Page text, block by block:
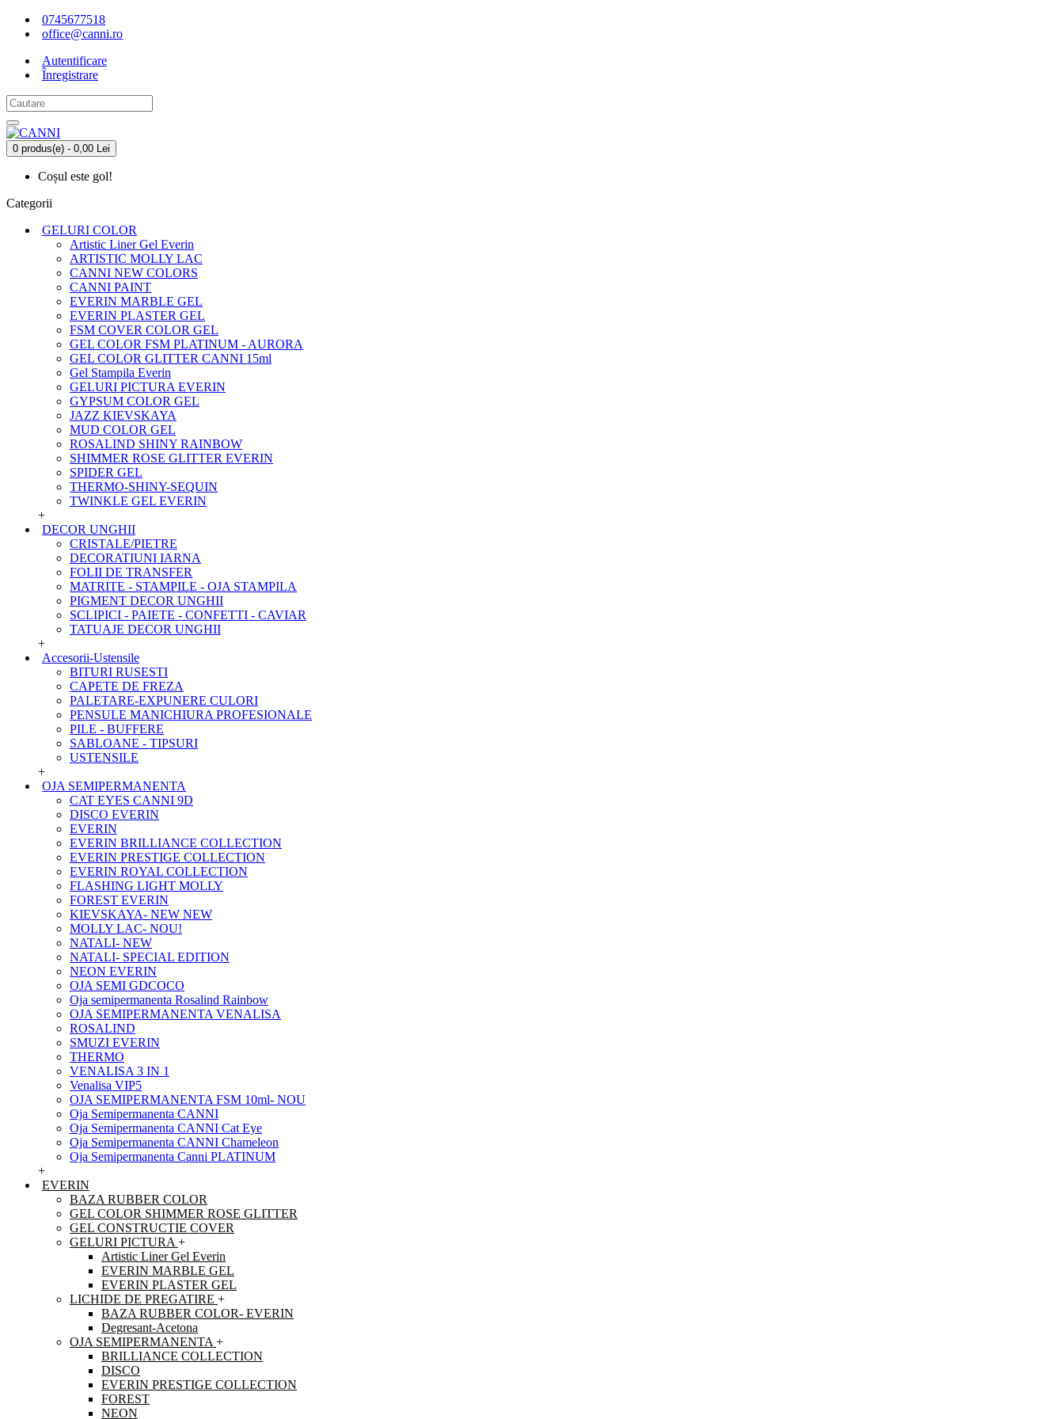
0745677518
office@canni.ro
Autentificare
Înregistrare
0 produs(e) - 0,00 Lei
Coșul este gol!
Categorii
GELURI COLOR
Artistic Liner Gel Everin
ARTISTIC MOLLY LAC
CANNI NEW COLORS
CANNI PAINT
EVERIN MARBLE GEL
EVERIN PLASTER GEL
FSM COVER COLOR GEL
GEL COLOR FSM PLATINUM - AURORA
GEL COLOR GLITTER CANNI 15ml
Gel Stampila Everin
GELURI PICTURA EVERIN
GYPSUM COLOR GEL
JAZZ KIEVSKAYA
MUD COLOR GEL
ROSALIND SHINY RAINBOW
SHIMMER ROSE GLITTER EVERIN
SPIDER GEL
THERMO-SHINY-SEQUIN
TWINKLE GEL EVERIN
+
DECOR UNGHII
CRISTALE/PIETRE
DECORATIUNI IARNA
FOLII DE TRANSFER
MATRITE - STAMPILE - OJA STAMPILA
PIGMENT DECOR UNGHII
SCLIPICI - PAIETE - CONFETTI - CAVIAR
TATUAJE DECOR UNGHII
+
Accesorii-Ustensile
BITURI RUSESTI
CAPETE DE FREZA
PALETARE-EXPUNERE CULORI
PENSULE MANICHIURA PROFESIONALE
PILE - BUFFERE
SABLOANE - TIPSURI
USTENSILE
+
OJA SEMIPERMANENTA
CAT EYES CANNI 9D
DISCO EVERIN
EVERIN
EVERIN BRILLIANCE COLLECTION
EVERIN PRESTIGE COLLECTION
EVERIN ROYAL COLLECTION
FLASHING LIGHT MOLLY
FOREST EVERIN
KIEVSKAYA- NEW NEW
MOLLY LAC- NOU!
NATALI- NEW
NATALI- SPECIAL EDITION
NEON EVERIN
OJA SEMI GDCOCO
Oja semipermanenta Rosalind Rainbow
OJA SEMIPERMANENTA VENALISA
ROSALIND
SMUZI EVERIN
THERMO
VENALISA 3 IN 1
Venalisa VIP5
OJA SEMIPERMANENTA FSM 10ml- NOU
Oja Semipermanenta CANNI
Oja Semipermanenta CANNI Cat Eye
Oja Semipermanenta CANNI Chameleon
Oja Semipermanenta Canni PLATINUM
+
EVERIN
BAZA RUBBER COLOR
GEL COLOR SHIMMER ROSE GLITTER
GEL CONSTRUCTIE COVER
GELURI PICTURA +
Artistic Liner Gel Everin
EVERIN MARBLE GEL
EVERIN PLASTER GEL
LICHIDE DE PREGATIRE +
BAZA RUBBER COLOR- EVERIN
Degresant-Acetona
OJA SEMIPERMANENTA +
BRILLIANCE COLLECTION
DISCO
EVERIN PRESTIGE COLLECTION
FOREST
NEON